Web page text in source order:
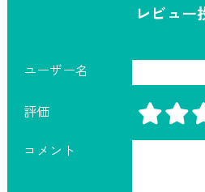
レビュー
ユーザー名
評価
コメント